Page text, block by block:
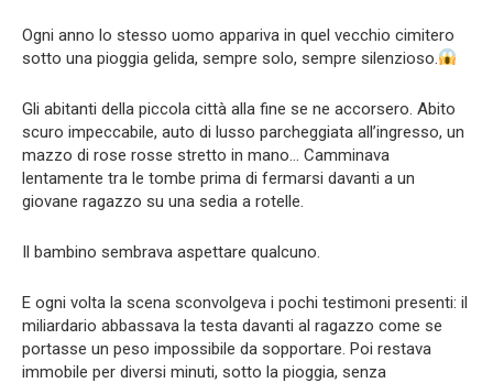
Ogni anno lo stesso uomo appariva in quel vecchio cimitero
sotto una pioggia gelida, sempre solo, sempre silenzioso.
Gli abitanti della piccola città alla fine se ne accorsero. Abito
scuro impeccabile, auto di lusso parcheggiata all’ingresso, un
mazzo di rose rosse stretto in mano… Camminava
lentamente tra le tombe prima di fermarsi davanti a un
giovane ragazzo su una sedia a rotelle.
Il bambino sembrava aspettare qualcuno.
E ogni volta la scena sconvolgeva i pochi testimoni presenti: il
miliardario abbassava la testa davanti al ragazzo come se
portasse un peso impossibile da sopportare. Poi restava
immobile per diversi minuti, sotto la pioggia, senza